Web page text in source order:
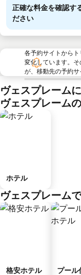
正確な料金を確認す
ださい
各予約サイトから
変化しています。
が、移動先の予約サ
ヴェスプレーム
ヴェスプレーム
ホテル
ヴェスプレーム
格安ホテル
プール